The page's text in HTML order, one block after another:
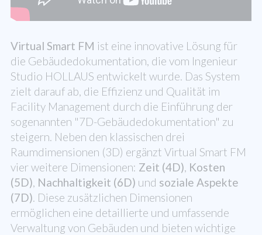
Virtual Smart FM ist eine innovative Lösung für
die Gebäudedokumentation, die vom Ingenieur
Studio HOLLAUS entwickelt wurde. Das System
zielt darauf ab, die Effizienz und Qualität im
Facility Management durch die Einführung der
sogenannten "7D-Gebäudedokumentation" zu
steigern. Neben den klassischen drei
Raumdimensionen (3D) ergänzt Virtual Smart FM
vier weitere Dimensionen: Zeit (4D) Kosten
(5D) Nachhaltigkeit (6D) und soziale Aspekte
(7D) . Diese zusätzlichen Dimensionen
ermöglichen eine detaillierte und umfassende
Verwaltung von Gebäuden und bieten wichtige